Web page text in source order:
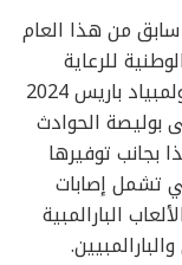
من هذا العام
للرعاية
التأمينية للبعثة المصرية المشاركة فى أولمبياد باريس 2024
بوليصة الحوادث
بجانب توفيرها
تشمل إصابات
البارالمبية